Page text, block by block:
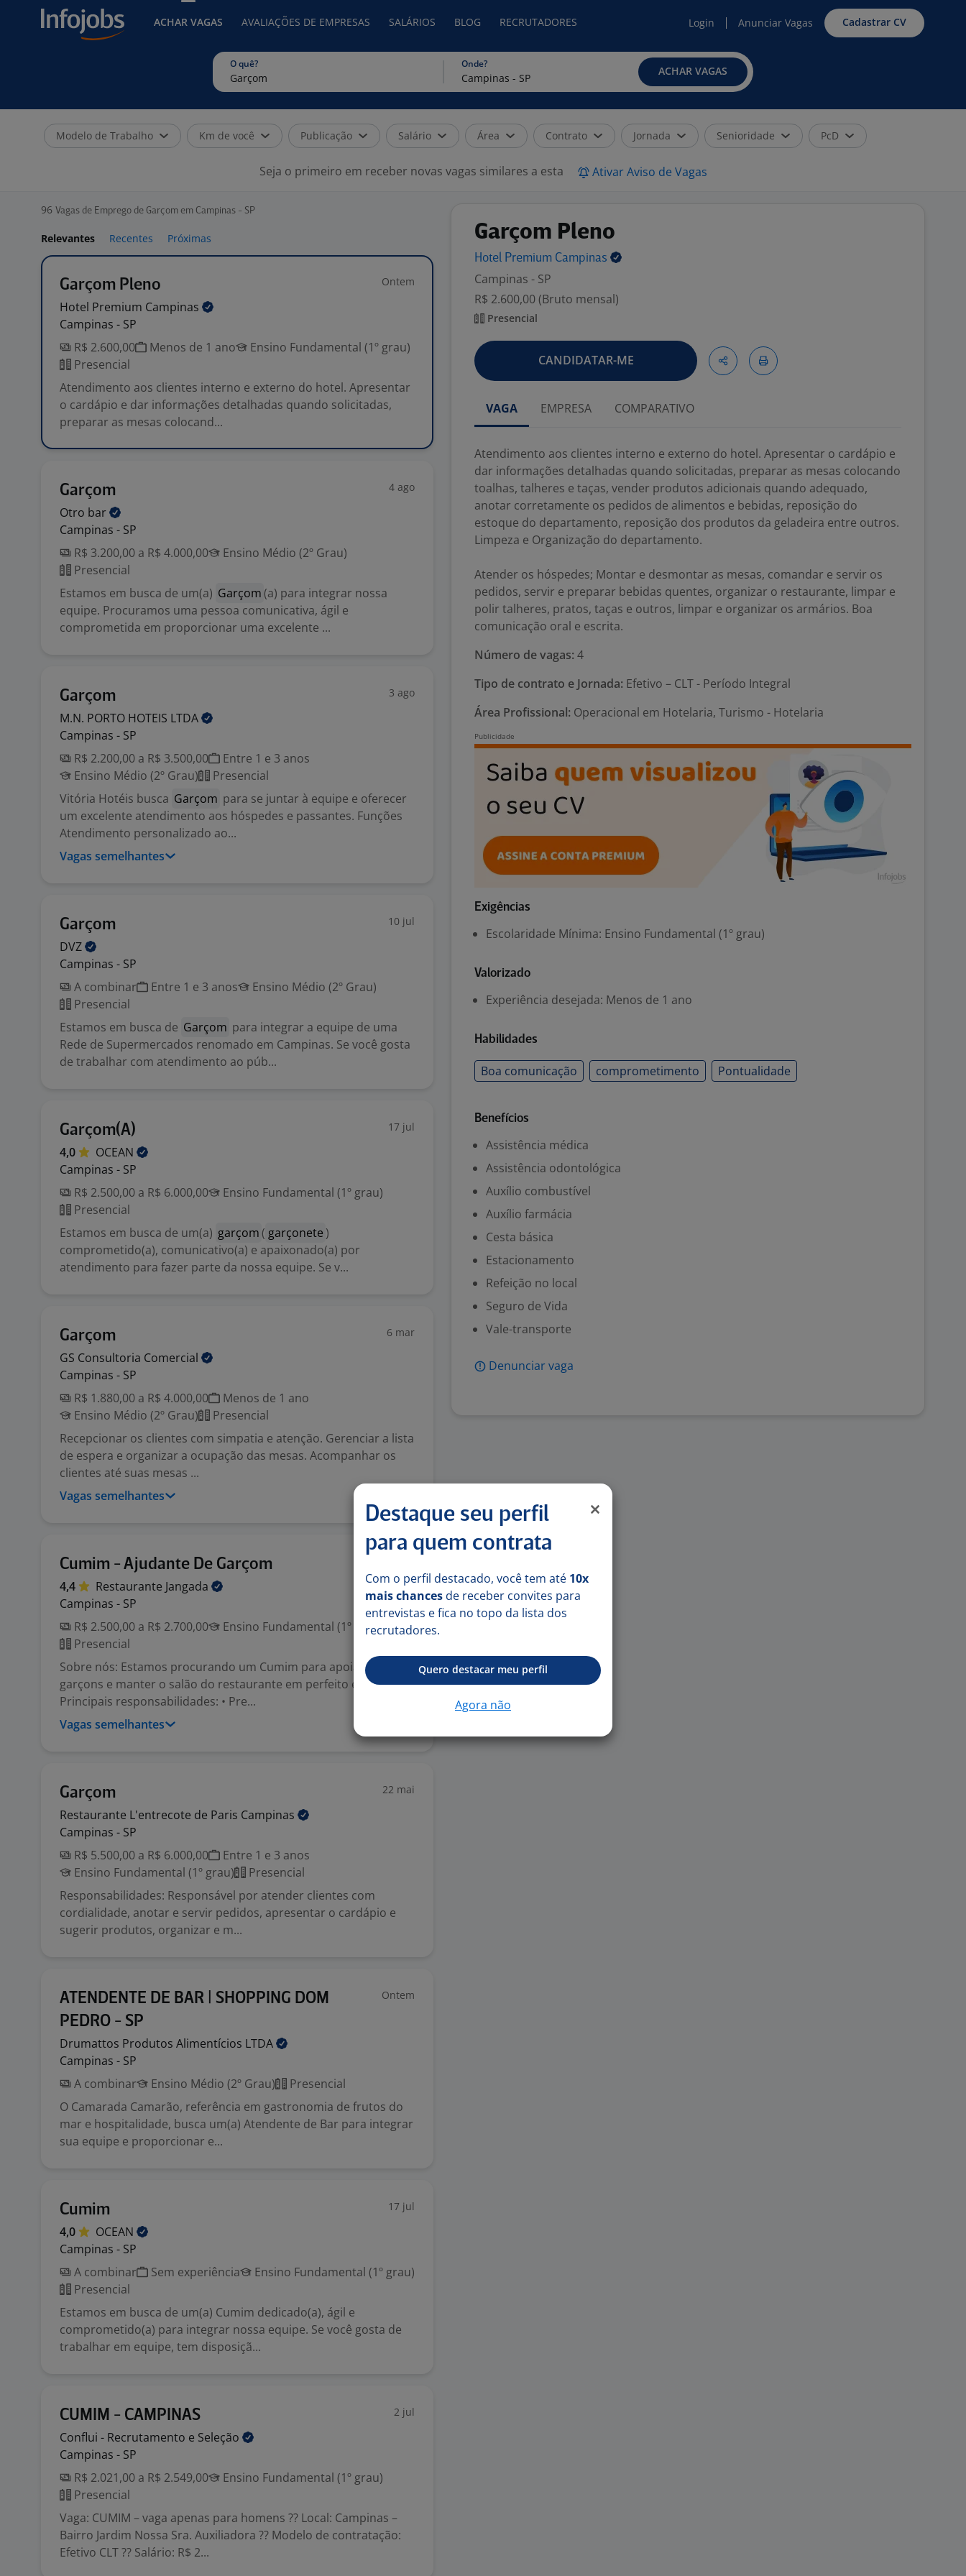
ACHAR VAGAS AVALIAÇÕES DE EMPRESAS SALÁRIOS BLOG RECRUTADORES Login Anunciar Vagas Cadastrar CV
O quê? Onde?
ACHAR VAGAS
Modelo de Trabalho Km de você Publicação Salário Área Contrato Jornada Senioridade PcD
Seja o primeiro em receber novas vagas similares a esta Ativar Aviso de Vagas
96 Vagas de Emprego de Garçom em Campinas - SP
Relevantes Recentes Próximas
Garçom Pleno Ontem
Hotel Premium Campinas
Campinas - SP
R$ 2.600,00
Menos de 1 ano
Ensino Fundamental (1º grau)
Presencial
Atendimento aos clientes interno e externo do hotel. Apresentar
o cardápio e dar informações detalhadas quando solicitadas,
preparar as mesas colocand...
Garçom 4 ago
Otro bar
Campinas - SP
R$ 3.200,00 a R$ 4.000,00
Ensino Médio (2º Grau)
Presencial
Estamos em busca de um(a) Garçom(a) para integrar nossa
equipe. Procuramos uma pessoa comunicativa, ágil e
comprometida em proporcionar uma excelente ...
Garçom 3 ago
M.N. PORTO HOTEIS LTDA
Campinas - SP
R$ 2.200,00 a R$ 3.500,00
Entre 1 e 3 anos
Ensino Médio (2º Grau)
Presencial
Vitória Hotéis busca Garçom para se juntar à equipe e oferecer
um excelente atendimento aos hóspedes e passantes. Funções
Atendimento personalizado ao...
Vagas semelhantes
Garçom 10 jul
DVZ
Campinas - SP
A combinar
Entre 1 e 3 anos
Ensino Médio (2º Grau)
Presencial
Estamos em busca de Garçom para integrar a equipe de uma
Rede de Supermercados renomado em Campinas. Se você gosta
de trabalhar com atendimento ao púb...
Garçom(A) 17 jul
4,0
OCEAN
Campinas - SP
R$ 2.500,00 a R$ 6.000,00
Ensino Fundamental (1º grau)
Presencial
Estamos em busca de um(a) garçom( garçonete )
comprometido(a), comunicativo(a) e apaixonado(a) por
atendimento para fazer parte da nossa equipe. Se v...
Garçom 6 mar
GS Consultoria Comercial
Campinas - SP
R$ 1.880,00 a R$ 4.000,00
Menos de 1 ano
Ensino Médio (2º Grau)
Presencial
Recepcionar os clientes com simpatia e atenção. Gerenciar a lista
de espera e organizar a ocupação das mesas. Acompanhar os
clientes até suas mesas ...
Vagas semelhantes
Cumim - Ajudante De Garçom
4,4 Restaurante Jangada
Campinas - SP
R$ 2.500,00 a R$ 2.700,00
Ensino Fundamental (1º grau)
Presencial
Sobre nós: Estamos procurando um Cumim para apoiar os
garçons e manter o salão do restaurante em perfeito estado.
Principais responsabilidades: • Pre...
Vagas semelhantes
Garçom 22 mai
Restaurante L'entrecote de Paris Campinas
Campinas - SP
R$ 5.500,00 a R$ 6.000,00
Entre 1 e 3 anos
Ensino Fundamental (1º grau)
Presencial
Responsabilidades: Responsável por atender clientes com
cordialidade, anotar e servir pedidos, apresentar o cardápio e
sugerir produtos, organizar e m...
ATENDENTE DE BAR | SHOPPING DOM
PEDRO - SP
Ontem
Drumattos Produtos Alimentícios LTDA
Campinas - SP
A combinar
Ensino Médio (2º Grau)
Presencial
O Camarada Camarão, referência em gastronomia de frutos do
mar e hospitalidade, busca um(a) Atendente de Bar para integrar
sua equipe e proporcionar e...
Cumim 17 jul
4,0
OCEAN
Campinas - SP
A combinar
Sem experiência
Ensino Fundamental (1º grau)
Presencial
Estamos em busca de um(a) Cumim dedicado(a), ágil e
comprometido(a) para integrar nossa equipe. Se você gosta de
trabalhar em equipe, tem disposiçã...
CUMIM - CAMPINAS 2 jul
Conflui - Recrutamento e Seleção
Campinas - SP
R$ 2.021,00 a R$ 2.549,00
Ensino Fundamental (1º grau)
Presencial
Vaga: CUMIM – vaga apenas para homens ?? Local: Campinas –
Bairro Jardim Nossa Sra. Auxiliadora ?? Modelo de contratação:
Efetivo CLT ?? Salário: R$ 2...
Garçom Pleno
Hotel Premium Campinas
Campinas - SP
R$ 2.600,00 (Bruto mensal)
Presencial
CANDIDATAR-ME
VAGA EMPRESA COMPARATIVO
Atendimento aos clientes interno e externo do hotel. Apresentar o cardápio e
dar informações detalhadas quando solicitadas, preparar as mesas colocando
toalhas, talheres e taças, vender produtos adicionais quando adequado,
anotar corretamente os pedidos de alimentos e bebidas, reposição do
estoque do departamento, reposição dos produtos da geladeira entre outros.
Limpeza e Organização do departamento.
Atender os hóspedes; Montar e desmontar as mesas, comandar e servir os
pedidos, servir e preparar bebidas quentes, organizar o restaurante, limpar e
polir talheres, pratos, taças e outros, limpar e organizar os armários. Boa
comunicação oral e escrita.
Número de vagas: 4
Tipo de contrato e Jornada: Efetivo – CLT - Período Integral
Área Profissional: Operacional em Hotelaria, Turismo - Hotelaria
Exigências
Escolaridade Mínima: Ensino Fundamental (1º grau)
Valorizado
Experiência desejada: Menos de 1 ano
Habilidades
Boa comunicação comprometimento Pontualidade
Benefícios
Assistência médica
Assistência odontológica
Auxílio combustível
Auxílio farmácia
Cesta básica
Estacionamento
Refeição no local
Seguro de Vida
Vale-transporte
Denunciar vaga
Destaque seu perfil
para quem contrata
Com o perfil destacado, você tem até 10x
mais chances de receber convites para
entrevistas e fica no topo da lista dos
recrutadores.
Quero destacar meu perfil
Agora não